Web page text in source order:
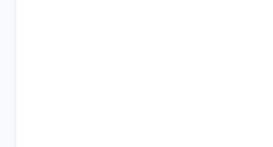
و به دنبال نوشیدن آب
بسیار مناسب است. این
رستوران‌ها و
با کیفیت دارند، کاربرد دارد.